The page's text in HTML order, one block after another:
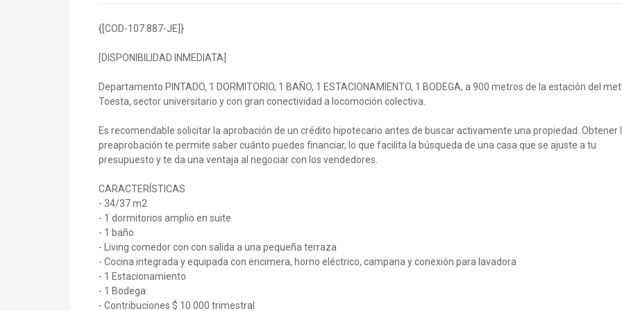
{[COD-107.887-JE]}
[DISPONIBILIDAD INMEDIATA]
Departamento PINTADO, 1 DORMITORIO, 1 BAÑO, 1 ESTACIONAMIENTO, 1 BODEGA, a 900 metros de la estación del
Toesta, sector universitario y con gran conectividad a locomoción colectiva.
Es recomendable solicitar la aprobación de un crédito hipotecario antes de buscar activamente una propiedad. Obtener
preaprobación te permite saber cuánto puedes financiar, lo que facilita la búsqueda de una casa que se ajuste a tu
presupuesto y te da una ventaja al negociar con los vendedores.
CARACTERÍSTICAS
- 34/37 m2
- 1 dormitorios amplio en suite
- 1 baño
- Living comedor con con salida a una pequeña terraza
- Cocina integrada y equipada con encimera, horno eléctrico, campana y conexión para lavadora
- 1 Estacionamiento
- 1 Bodega
- Contribuciones $ 10.000 trimestral